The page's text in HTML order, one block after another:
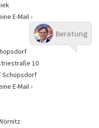
Beratung
E-Mail
10
Schopsdorf
E-Mail